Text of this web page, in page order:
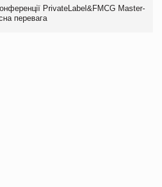
PrivateLabel&FMCG Master-
перевага